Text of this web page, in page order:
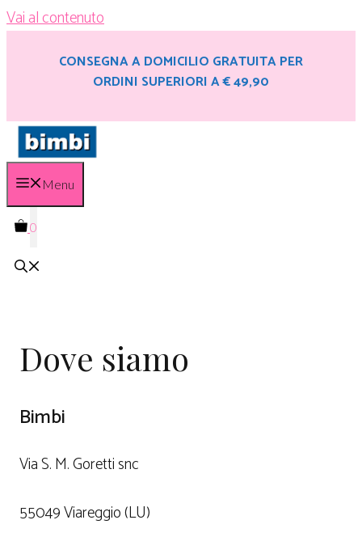
Vai al contenuto
CONSEGNA A DOMICILIO GRATUITA PER
ORDINI SUPERIORI A € 49,90
Menu
0
Dove siamo
Bimbi
Via S. M. Goretti snc
55049 Viareggio (LU)